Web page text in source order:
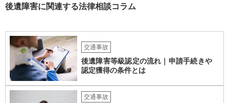
ャラクターの問題もあるので、どうすればよいのかという正解はあり
合によっては交渉を任せた方がいいかもしれません。
後遺障害に関連する法律相談コラム
交通事故
後遺障害等級認定の流れ｜申請手続きや
認定獲得の条件とは
交通事故